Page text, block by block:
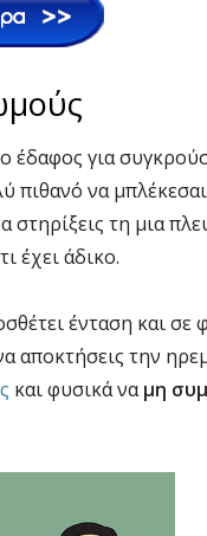
για
πιθανό να
τη μια
έχει άδικο.
ένταση και σε
αποκτήσεις την
και φυσικά ναμη